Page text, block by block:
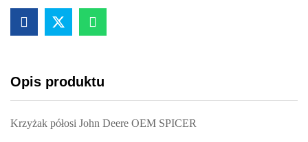
Opis produktu
Krzyżak półosi John Deere OEM SPICER